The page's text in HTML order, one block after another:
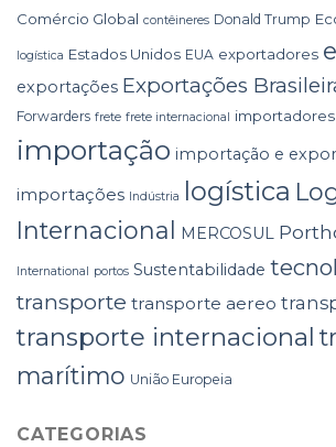
Comércio Global contêineres Donald Trump
logística Estados Unidos EUA exportadores
exportações Exportações
Forwarders frete frete internacional importadores
importação importação e
importações Indústria logística
Internacional
MERCOSUL
International portos Sustentabilidade
transporte transporte aereo
transporte internacional
marítimo União Europeia
CATEGORIAS